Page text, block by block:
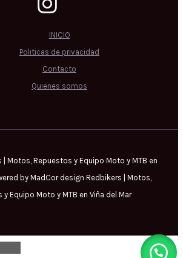
INICIO
Politicas de privacidad
Contacto
Quienes somos
Motos, Repuestos y Equipo Moto y MTB en
by MadCor design Redbikers | Motos,
y Equipo Moto y MTB en Viña del Mar